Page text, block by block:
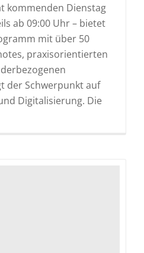
kommenden Dienstag
ab 09:00 Uhr – bietet
mit über 50
praxisorientierten
der Schwerpunkt auf
Digitalisierung. Die